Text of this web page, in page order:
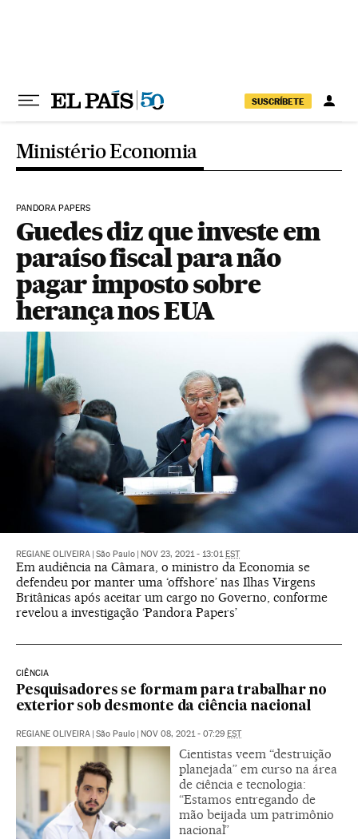
SUSCRÍBETE
Ministério Economia
PANDORA PAPERS
Guedes diz que investe em
paraíso fiscal para não
pagar imposto sobre
herança nos EUA
REGIANE OLIVEIRA São Paulo NOV 23, 2021 - 13:01 EST
Em audiência na Câmara, o ministro da Economia se
defendeu por manter uma ‘offshore’ nas Ilhas Virgens
Britânicas após aceitar um cargo no Governo, conforme
revelou a investigação ‘Pandora Papers’
CIÊNCIA
Pesquisadores se formam para trabalhar no
exterior sob desmonte da ciência nacional
REGIANE OLIVEIRA São Paulo NOV 08, 2021 - 07:29 EST
Cientistas veem “destruição
planejada” em curso na área
de ciência e tecnologia:
“Estamos entregando de
mão beijada um patrimônio
nacional”